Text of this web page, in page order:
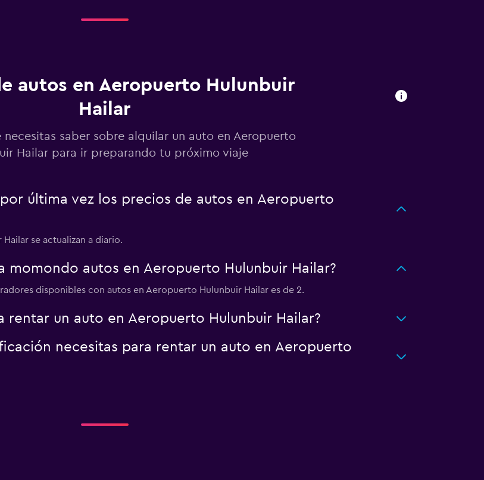
autos en Aeropuerto Hulunbuir
Hailar
necesitas saber sobre alquilar un auto en Aeropuerto
Hailar para ir preparando tu próximo viaje
última vez los precios de autos en Aeropuerto
se actualizan a diario.
momondo autos en Aeropuerto Hulunbuir Hailar?
disponibles con autos en Aeropuerto Hulunbuir Hailar es de 2.
rentar un auto en Aeropuerto Hulunbuir Hailar?
necesitas para rentar un auto en Aeropuerto